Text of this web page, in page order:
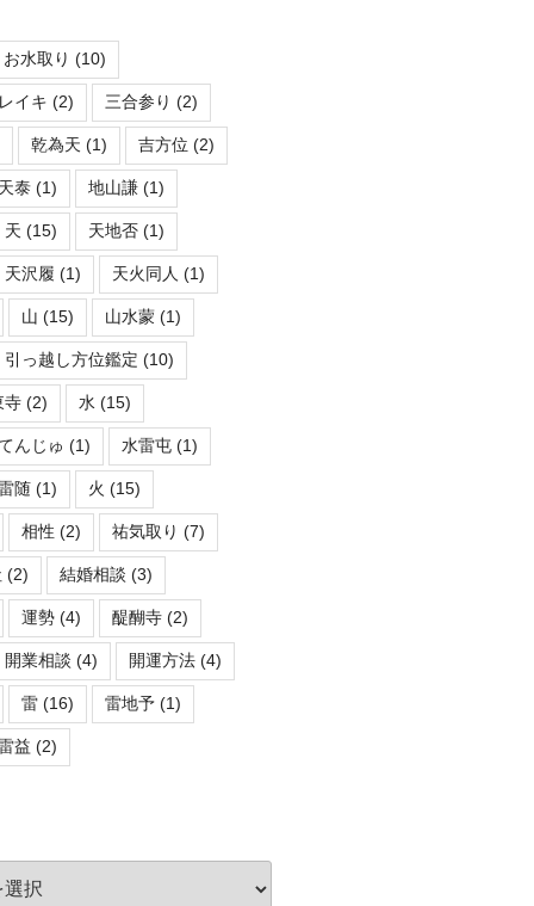
お水取り (10)
イキ (2) 三合参り (2)
乾為天 (1) 吉方位 (2)
泰(1) 地山謙(1)
天 (15) 天地否(1)
天沢履 (1) 天火同人 (1)
山 (15) 山水蒙(1)
引っ越し方位鑑定 (10)
寺(2) 水 (15)
んじゅ (1) 水雷屯(1)
随(1) 火 (15)
相性 (2) 祐気取り (7)
(2) 結婚相談 (3)
運勢(4) 醍醐寺(2)
開業相談 (4) 開運方法(4)
雷(16) 雷地予(1)
益 (2)